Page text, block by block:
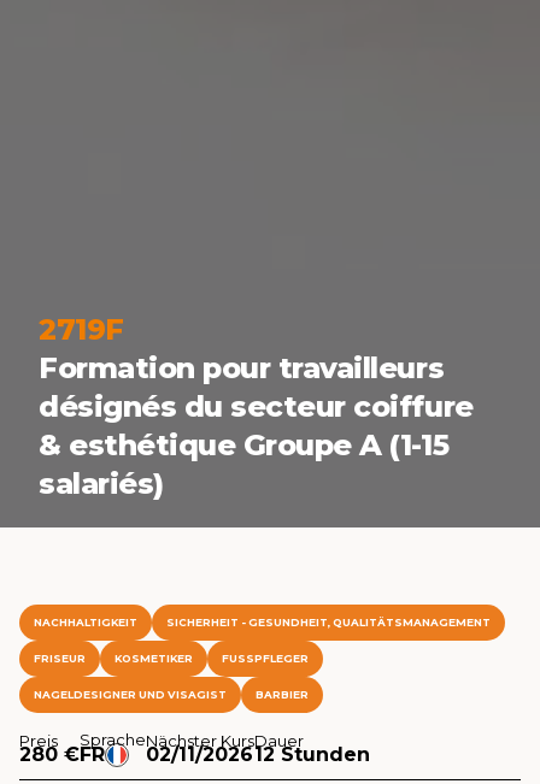
2719F
Formation pour travailleurs
désignés du secteur coiffure
& esthétique Groupe A (1-15
salariés)
NACHHALTIGKEIT SICHERHEIT - GESUNDHEIT, QUALITÄTSMANAGEMENT
FRISEUR KOSMETIKER FUSSPFLEGER
NAGELDESIGNER UND VISAGIST BARBIER
Preis
280 €
Sprache
FR
Nächster Kurs
02/11/2026
Dauer
12 Stunden